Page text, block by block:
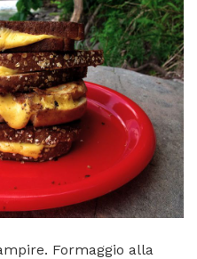
Formaggio alla